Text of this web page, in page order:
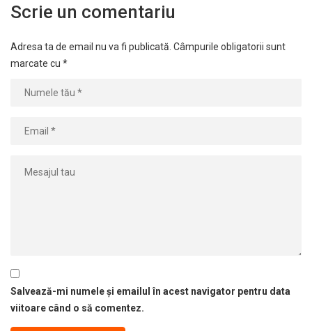
Scrie un comentariu
Adresa ta de email nu va fi publicată. Câmpurile obligatorii sunt
marcate cu *
Salvează-mi numele și emailul în acest navigator pentru data
viitoare când o să comentez.